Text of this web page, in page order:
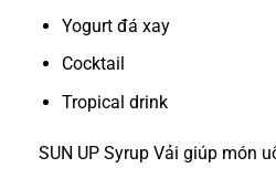
Yogurt đá xay
Cocktail
Tropical drink
SUN UP Syrup Vải giúp món